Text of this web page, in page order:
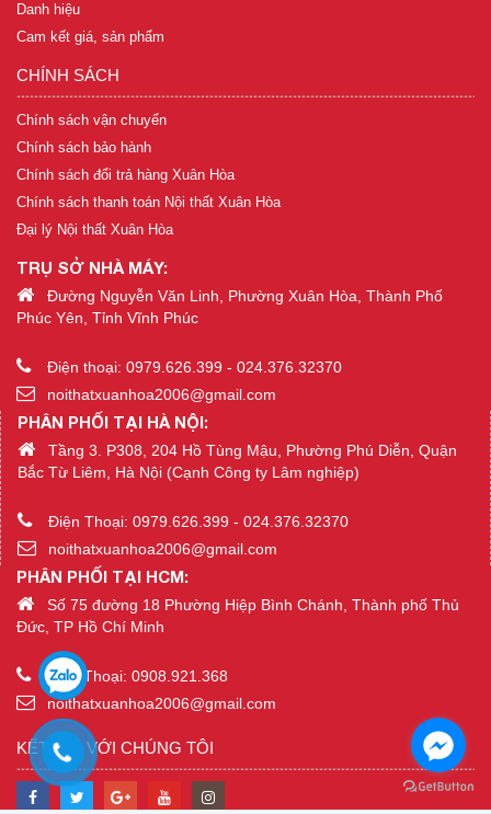
Danh hiệu
Cam kết giá, sản phẩm
CHÍNH SÁCH
Chính sách vận chuyển
Chính sách bảo hành
Chính sách đổi trả hàng Xuân Hòa
Chính sách thanh toán Nội thất Xuân Hòa
Đại lý Nội thất Xuân Hòa
TRỤ SỞ NHÀ MÁY:
Đường Nguyễn Văn Linh, Phường Xuân Hòa, Thành Phố
Phúc Yên, Tỉnh Vĩnh Phúc
Điện thoại: 0979.626.399 - 024.376.32370
noithatxuanhoa2006@gmail.com
PHÂN PHỐI TẠI HÀ NỘI:
Tầng 3. P308, 204 Hồ Tùng Mậu, Phường Phú Diễn, Quận
Bắc Từ Liêm, Hà Nội (Cạnh Công ty Lâm nghiệp)
Điện Thoại: 0979.626.399 - 024.376.32370
noithatxuanhoa2006@gmail.com
PHÂN PHỐI TẠI HCM:
Số 75 đường 18 Phường Hiệp Bình Chánh, Thành phố Thủ
Đức, TP Hồ Chí Minh
Điện Thoại: 0908.921.368
noithatxuanhoa2006@gmail.com
KẾT NỐI VỚI CHÚNG TÔI